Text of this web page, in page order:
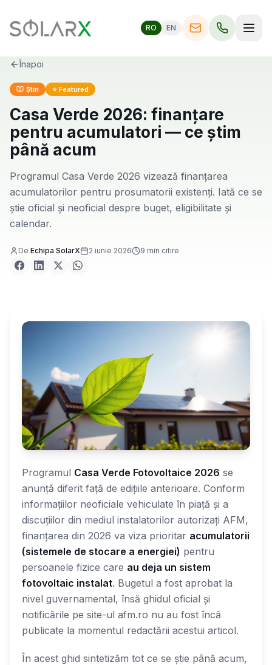
RO EN
Înapoi
Știri ⭐ Featured
Casa Verde 2026: finanțare
pentru acumulatori — ce știm
până acum
Programul Casa Verde 2026 vizează finanțarea
acumulatorilor pentru prosumatorii existenți. Iată ce se
știe oficial și neoficial despre buget, eligibilitate și
calendar.
De Echipa SolarX 2 iunie 2026 9 min citire
Programul Casa Verde Fotovoltaice 2026 se
anunță diferit față de edițiile anterioare. Conform
informațiilor neoficiale vehiculate în piață și a
discuțiilor din mediul instalatorilor autorizați AFM,
finanțarea din 2026 va viza prioritar acumulatorii
(sistemele de stocare a energiei) pentru
persoanele fizice care au deja un sistem
fotovoltaic instalat. Bugetul a fost aprobat la
nivel guvernamental, însă ghidul oficial și
notificările pe site-ul afm.ro nu au fost încă
publicate la momentul redactării acestui articol.
În acest ghid sintetizăm tot ce se știe până acum,